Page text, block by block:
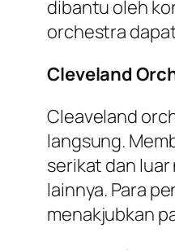
dibantu oleh
orchestra
Cleveland
Cleaveland
langsung.
serikat dan
lainnya. Para
menakjubkan